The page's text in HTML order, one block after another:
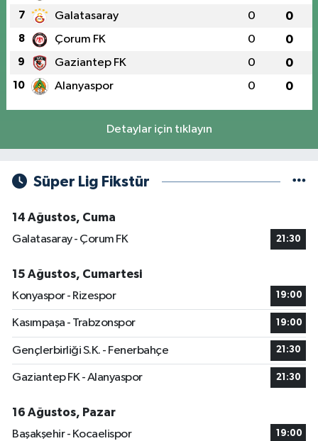
7 Galatasaray 0 0
8 Çorum FK 0 0
9 Gaziantep FK 0 0
10 Alanyaspor 0 0
Detaylar için tıklayın
Süper Lig Fikstür
14 Ağustos, Cuma
Galatasaray - Çorum FK
21:30
15 Ağustos, Cumartesi
Konyaspor - Rizespor
19:00
Kasımpaşa - Trabzonspor 19:00
Gençlerbirliği S.K. - Fenerbahçe 21:30
Gaziantep FK - Alanyaspor 21:30
16 Ağustos, Pazar
Başakşehir - Kocaelispor
19:00